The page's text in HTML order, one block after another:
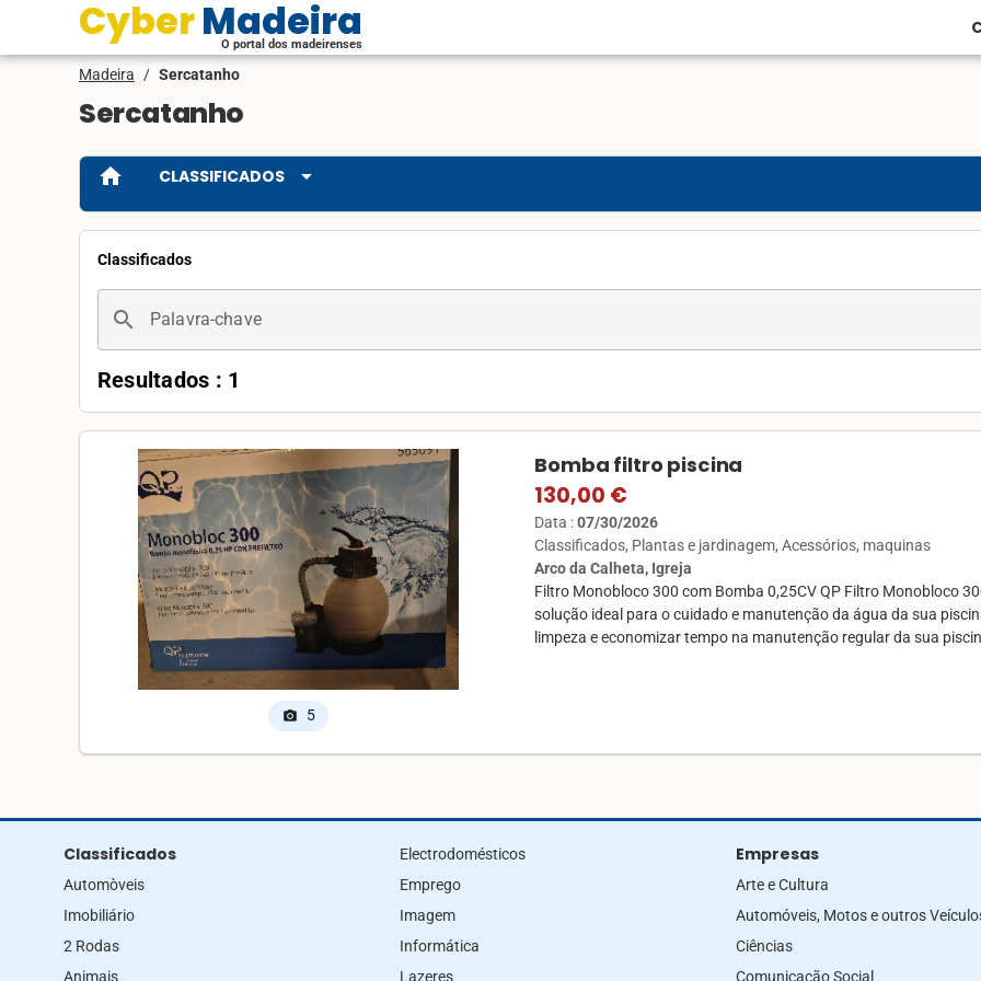
Cyber Madeira
O portal dos madeirenses
Madeira / Sercatanho
Sercatanho
home CLASSIFICADOS arrow_drop_down
Classificados
search Palavra-chave
Resultados : 1
photo_camera 5
Bomba filtro piscina
130,00 €
Data :07/30/2026
Classificados Plantas e jardinagem Acessórios, maquinas
Arco da Calheta, Igreja
Filtro Monobloco 300 com Bomba 0,25CV QP Filtro Monobloco
solução ideal para o cuidado e manutenção da água da sua
limpeza e economizar tempo na manutenção regular da sua
Classificados
Automòveis
Imobiliário
2 Rodas
Animais
Electrodomésticos
Emprego
Imagem
Informática
Lazeres
Empresas
Arte e Cultura
Automóveis, Motos e outros
Ciências
Comunicação Social